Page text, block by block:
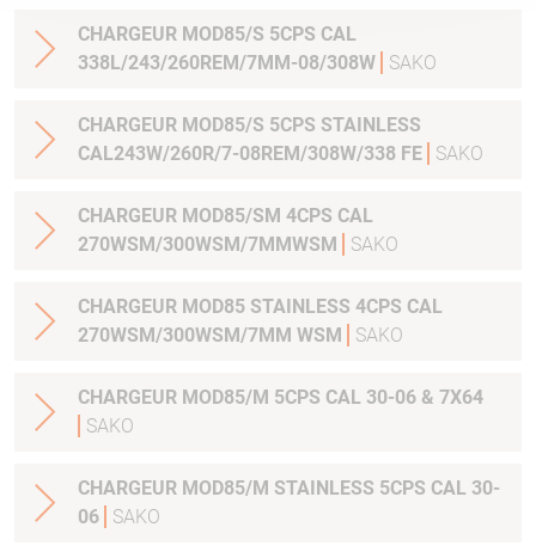
CHARGEUR MOD85/S 5CPS CAL
338L/243/260REM/7MM-08/308W
SAKO
CHARGEUR MOD85/S 5CPS STAINLESS
CAL243W/260R/7-08REM/308W/338 FE
SAKO
CHARGEUR MOD85/SM 4CPS CAL
270WSM/300WSM/7MMWSM
SAKO
CHARGEUR MOD85 STAINLESS 4CPS CAL
270WSM/300WSM/7MM WSM
SAKO
CHARGEUR MOD85/M 5CPS CAL 30-06 & 7X64
SAKO
CHARGEUR MOD85/M STAINLESS 5CPS CAL 30-
06
SAKO